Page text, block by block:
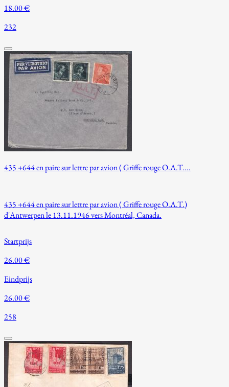
18.00 €
232
435 +644 en paire sur lettre par avion ( Griffe rouge O.A.T....
435 +644 en paire sur lettre par avion ( Griffe rouge O.A.T.)
d'Antwerpen le 13.11.1946 vers Montréal, Canada.
Startprijs
26.00 €
Eindprijs
26.00 €
258